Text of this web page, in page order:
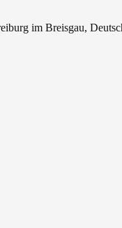
im Breisgau,